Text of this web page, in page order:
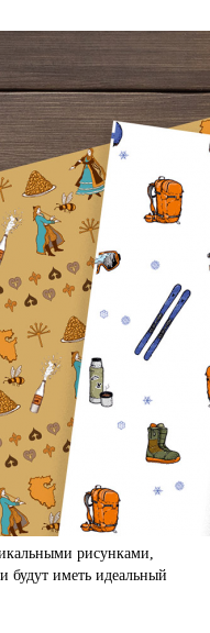
рисунками,
будут иметь идеальный